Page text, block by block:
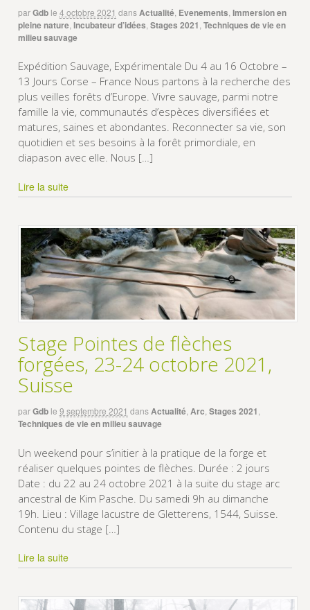
parGdb le 4 octobre 2021 dansActualité, Evenements Immersion en
pleine nature, Incubateur d’idées Stages 2021 Techniques de vie en
milieu sauvage
Expédition Sauvage, Expérimentale Du 4 au 16 Octobre –
13 Jours Corse – France Nous partons à la recherche des
plus veilles forêts d’Europe. Vivre sauvage, parmi notre
famille la vie, communautés d’espèces diversifiées et
matures, saines et abondantes. Reconnecter sa vie, son
quotidien et ses besoins à la forêt primordiale, en
diapason avec elle. Nous […]
Lire la suite
Stage Pointes de flèches
forgées, 23-24 octobre 2021,
Suisse
parGdb le 9 septembre 2021 dansActualité, Arc Stages 2021
Techniques de vie en milieu sauvage
Un weekend pour s’initier à la pratique de la forge et
réaliser quelques pointes de flèches. Durée : 2 jours
Date : du 22 au 24 octobre 2021 à la suite du stage arc
ancestral de Kim Pasche. Du samedi 9h au dimanche
19h. Lieu : Village lacustre de Gletterens, 1544, Suisse.
Contenu du stage […]
Lire la suite